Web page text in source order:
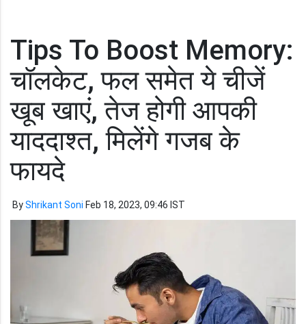
Tips To Boost Memory:
चॉलकेट, फल समेत ये चीजें
खूब खाएं, तेज होगी आपकी
याददाश्त, मिलेंगे गजब के
फायदे
ByShrikant Soni Feb 18, 2023, 09:46 IST